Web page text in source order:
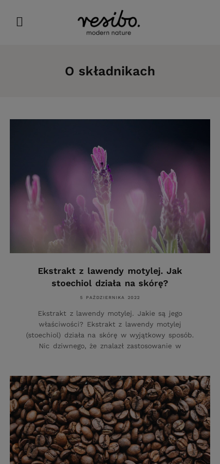
O składnikach
Ekstrakt z lawendy motylej. Jak
stoechiol działa na skórę?
5 PAŹDZIERNIKA 2022
Ekstrakt z lawendy motylej. Jakie są jego
właściwości? Ekstrakt z lawendy motylej
(stoechiol) działa na skórę w wyjątkowy sposób.
Nic dziwnego, że znalazł zastosowanie w